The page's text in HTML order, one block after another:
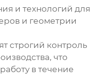
и технологий для
и геометрии
строгий контроль
что
в течение